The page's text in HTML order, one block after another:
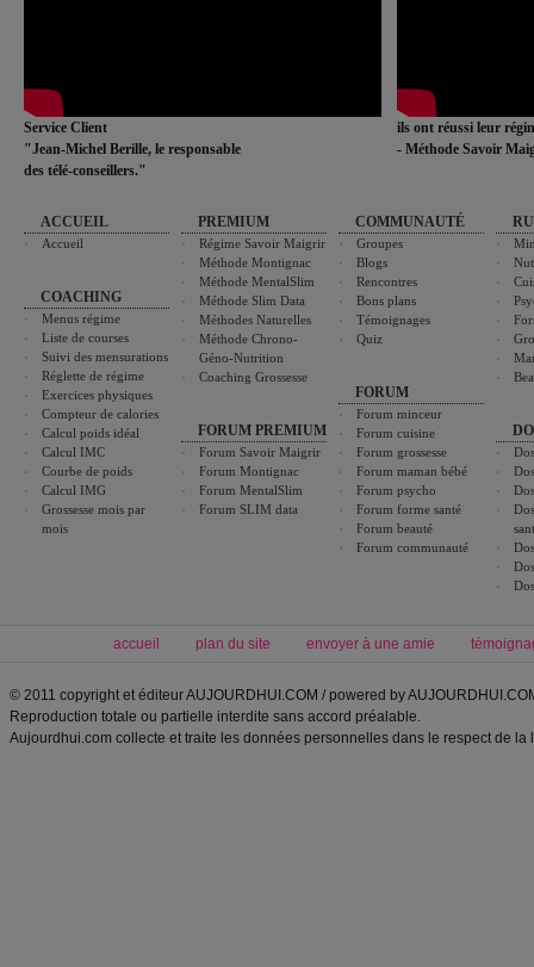
Service Client
"Jean-Michel Berille, le responsable
des télé-conseillers."
ils ont réussi leur
- Méthode Savoir
ACCUEIL
Accueil
COACHING
Menus régime
Liste de courses
Suivi des mensurations
Réglette de régime
Exercices physiques
Compteur de calories
Calcul poids idéal
Calcul IMC
Courbe de poids
Calcul IMG
Grossesse mois par
mois
PREMIUM
Régime Savoir Maigrir
Méthode Montignac
Méthode MentalSlim
Méthode Slim Data
Méthodes Naturelles
Méthode Chrono-
Géno-Nutrition
Coaching Grossesse
FORUM PREMIUM
Forum Savoir Maigrir
Forum Montignac
Forum MentalSlim
Forum SLIM data
COMMUNAUTÉ
Groupes
Blogs
Rencontres
Bons plans
Témoignages
Quiz
FORUM
Forum minceur
Forum cuisine
Forum grossesse
Forum maman bébé
Forum psycho
Forum forme santé
Forum beauté
Forum communauté
accueil plan du site envoyer à une amie
© 2011 copyright et éditeur AUJOURDHUI.COM / powered by
Reproduction totale ou partielle interdite sans accord préalable.
Aujourdhui.com collecte et traite les données personnelles dans le respect de